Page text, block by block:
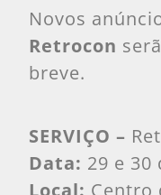
Novos
Retrocon
breve.
SERVIÇO –
Data: 29 e 30
Local: Centro